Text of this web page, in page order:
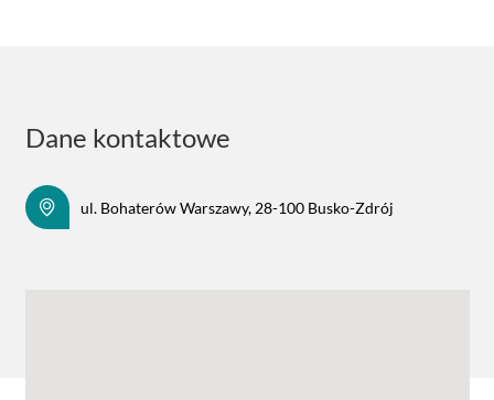
Dane kontaktowe
ul. Bohaterów Warszawy, 28-100 Busko-Zdrój